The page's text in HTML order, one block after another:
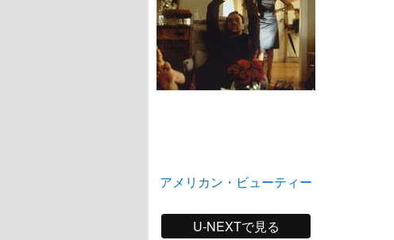
アメリカン・ビューティー
U-NEXTで見る